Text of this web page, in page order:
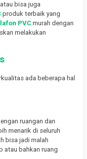
bisa juga
produk terbaik yang
PVCmurah dengan
melakukan
ada beberapa hal
ruangan dan
menarik di seluruh
bisa jadi malah
atau bahkan ruang